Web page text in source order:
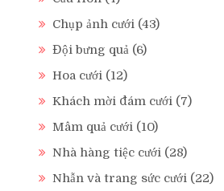
Chụp ảnh cưới (43)
Đội bưng quả (6)
Hoa cưới (12)
Khách mời đám cưới (7)
Mâm quả cưới (10)
Nhà hàng tiệc cưới (28)
Nhẫn và trang sức cưới (22)